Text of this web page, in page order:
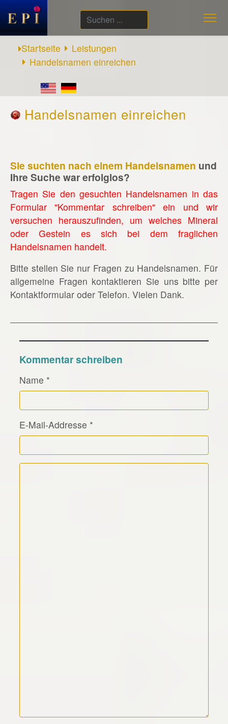
Suchen
...
Startseite
Leistungen
Handelsnamen einreichen
Handelsnamen einreichen
Sie suchten nach einem Handelsnamen und
Ihre Suche war erfolglos?
Tragen Sie den gesuchten Handelsnamen in das
Formular "Kommentar schreiben" ein und wir
versuchen herauszufinden, um welches Mineral
oder Gestein es sich bei dem fraglichen
Handelsnamen handelt.
Bitte stellen Sie nur Fragen zu Handelsnamen. Für
allgemeine Fragen kontaktieren Sie uns bitte per
Kontaktformular oder Telefon. Vielen Dank.
Kommentar schreiben
Name *
E-Mail-Addresse *
Kommentar Text